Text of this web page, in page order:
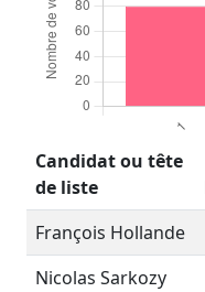
Candidat ou tête
de liste
François Hollande
Nicolas Sarkozy